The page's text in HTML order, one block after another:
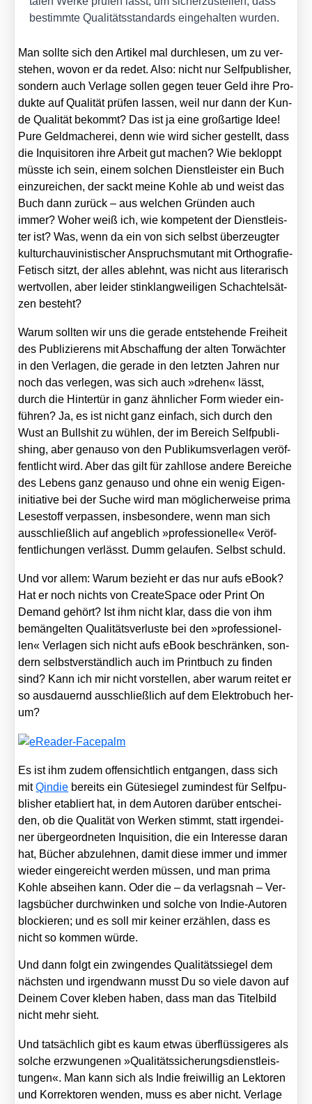
bestimm­te Qua­li­täts­stan­dards ein­ge­hal­ten wur­den.
Man soll­te sich den Arti­kel mal durch­le­sen, um zu ver­
ste­hen, wovon er da redet. Also: nicht nur Self­pu­blisher,
son­dern auch Ver­la­ge sol­len gegen teu­er Geld ihre Pro­
duk­te auf Qua­li­tät prü­fen las­sen, weil nur dann der Kun­
de Qua­li­tät bekommt? Das ist ja eine groß­ar­ti­ge Idee!
Pure Geld­ma­che­rei, denn wie wird sicher gestellt, dass
die Inqui­si­to­ren ihre Arbeit gut machen? Wie bekloppt
müss­te ich sein, einem sol­chen Dienst­leis­ter ein Buch
ein­zu­rei­chen, der sackt mei­ne Koh­le ab und weist das
Buch dann zurück – aus wel­chen Grün­den auch
immer? Woher weiß ich, wie kom­pe­tent der Dienst­leis­
ter ist? Was, wenn da ein von sich selbst über­zeug­ter
kul­tur­chau­vi­nis­ti­scher Anspruchs­mu­tant mit Ortho­gra­fie-
Fetisch sitzt, der alles ablehnt, was nicht aus lite­ra­risch
wert­vol­len, aber lei­der stink­lang­wei­li­gen Schach­tel­sät­
zen besteht?
War­um soll­ten wir uns die gera­de ent­ste­hen­de Frei­heit
des Publi­zie­rens mit Abschaf­fung der alten Tor­wäch­ter
in den Ver­la­gen, die gera­de in den letz­ten Jah­ren nur
noch das ver­le­gen, was sich auch »dre­hen« lässt,
durch die Hin­ter­tür in ganz ähn­li­cher Form wie­der ein­
füh­ren? Ja, es ist nicht ganz ein­fach, sich durch den
Wust an Bull­shit zu wüh­len, der im Bereich Self­pu­bli­
shing, aber genau­so von den Publi­kums­ver­la­gen ver­öf­
fent­licht wird. Aber das gilt für zahl­lo­se ande­re Berei­che
des Lebens ganz genau­so und ohne ein wenig Eigen­
in­itia­ti­ve bei der Suche wird man mög­li­cher­wei­se pri­ma
Lese­stoff ver­pas­sen, ins­be­son­de­re, wenn man sich
aus­schließ­lich auf angeb­lich »pro­fes­sio­nel­le« Ver­öf­
fent­li­chun­gen ver­lässt. Dumm gelau­fen. Selbst schuld.
Und vor allem: War­um bezieht er das nur aufs eBook?
Hat er noch nichts von Crea­teSpace oder Print On
Demand gehört? Ist ihm nicht klar, dass die von ihm
bemän­gel­ten Qua­li­täts­ver­lus­te bei den »pro­fes­sio­nel­
len« Ver­la­gen sich nicht aufs eBook beschrän­ken, son­
dern selbst­ver­ständ­lich auch im Print­buch zu fin­den
sind? Kann ich mir nicht vor­stel­len, aber war­um rei­tet er
so aus­dau­ernd aus­schließ­lich auf dem Elek­tro­buch her­
um?
Es ist ihm zudem offen­sicht­lich ent­gan­gen, dass sich
mitQin­die bereits ein Güte­sie­gel zumin­dest für Self­pu­
blisher eta­bliert hat, in dem Autoren dar­über ent­schei­
den, ob die Qua­li­tät von Wer­ken stimmt, statt irgend­ei­
ner über­ge­ord­ne­ten Inqui­si­ti­on, die ein Inter­es­se dar­an
hat, Bücher abzu­leh­nen, damit die­se immer und immer
wie­der ein­ge­reicht wer­den müs­sen, und man pri­ma
Koh­le absei­hen kann. Oder die – da ver­lags­nah – Ver­
lags­bü­cher durch­win­ken und sol­che von Indie-Autoren
blo­ckie­ren; und es soll mir kei­ner erzäh­len, dass es
nicht so kom­men wür­de.
Und dann folgt ein zwin­gen­des Qua­li­täts­sie­gel dem
nächs­ten und irgend­wann musst Du so vie­le davon auf
Dei­nem Cover kle­ben haben, dass man das Titel­bild
nicht mehr sieht.
Und tat­säch­lich gibt es kaum etwas über­flüs­si­ge­res als
sol­che erzwun­ge­nen »Qua­li­täts­si­che­rungs­dienst­leis­
tun­gen«. Man kann sich als Indie frei­wil­lig an Lek­to­ren
und Kor­rek­to­ren wen­den, muss es aber nicht. Ver­la­ge